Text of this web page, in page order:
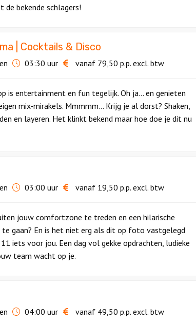
de bekende schlagers!
| Cocktails & Disco
03:30 uur vanaf 79,50 p.p. excl. btw
is entertainment en fun tegelijk. Oh ja… en genieten
mix-mirakels. Mmmmm... Krijg je al dorst? Shaken,
en layeren. Het klinkt bekend maar hoe doe je dit nu
03:00 uur vanaf 19,50 p.p. excl. btw
jouw comfortzone te treden en een hilarische
gaan? En is het niet erg als dit op foto vastgelegd
iets voor jou. Een dag vol gekke opdrachten, ludieke
team wacht op je.
04:00 uur vanaf 49,50 p.p. excl. btw